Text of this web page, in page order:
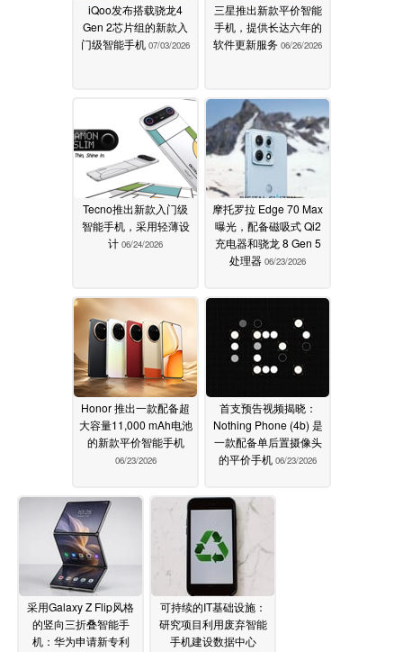
iQoo发布搭载骁龙4
Gen 2芯片组的新款入
门级智能手机 07/03/2026
三星推出新款平价智能
手机，提供长达六年的
软件更新服务 06/26/2026
Tecno推出新款入门级
智能手机，采用轻薄设
计 06/24/2026
摩托罗拉 Edge 70 Max
曝光，配备磁吸式 Qi2
充电器和骁龙 8 Gen 5
处理器 06/23/2026
Honor 推出一款配备超
大容量11,000 mAh电池
的新款平价智能手机
06/23/2026
首支预告视频揭晓：
Nothing Phone (4b) 是
一款配备单后置摄像头
的平价手机 06/23/2026
采用Galaxy Z Flip风格
的竖向三折叠智能手
机：华为申请新专利
可持续的IT基础设施：
研究项目利用废弃智能
手机建设数据中心